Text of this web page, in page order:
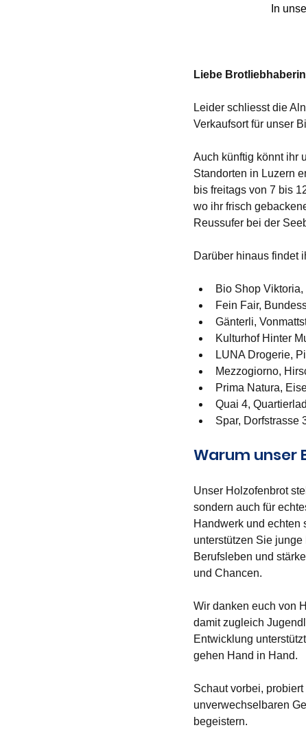
In
Liebe
Leider schliesst die
Verkaufsort für unser
Auch künftig könnt ihr
Standorten in Luzern
bis freitags von 7 bis
wo ihr frisch
Reussufer bei der
Darüber hinaus findet
Bio Shop
Fein Fair,
Gänterli,
Kulturhof Hinter
LUNA Drogerie,
Mezzogiorno,
Prima Natura,
Quai 4,
Spar, Dorfstrasse
Warum unser
Unser Holzofenbrot
sondern auch für
Handwerk und echten
unterstützen Sie
Berufsleben und
und Chancen.
Wir danken euch von
damit zugleich
Entwicklung
gehen Hand in Hand.
Schaut vorbei,
unverwechselbaren
begeistern.